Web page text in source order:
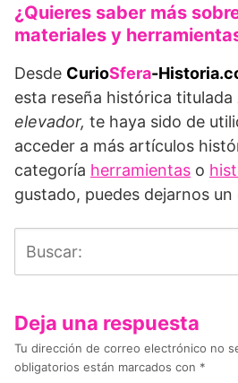
¿Quieres saber más
materiales y
Desde CurioSfera-
esta reseña histórica titulada
elevador, te haya sido de
acceder a más artículos
categoría herramientas o
gustado, puedes dejarnos
Deja una respuesta
Tu dirección de correo electrónico no
obligatorios están marcados con *